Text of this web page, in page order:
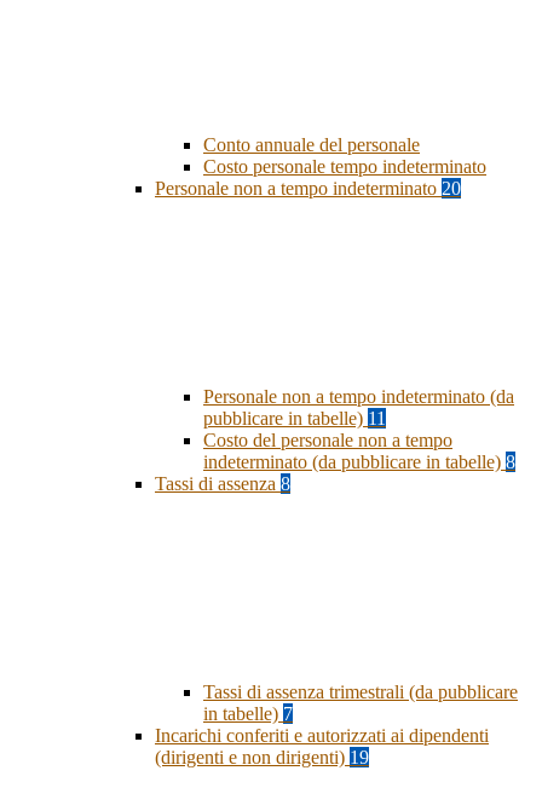
Conto annuale del personale
Costo personale tempo indeterminato
Personale non a tempo indeterminato 20
Personale non a tempo indeterminato (da
pubblicare in tabelle) 11
Costo del personale non a tempo
indeterminato (da pubblicare in tabelle) 8
Tassi di assenza 8
Tassi di assenza trimestrali (da pubblicare
in tabelle) 7
Incarichi conferiti e autorizzati ai dipendenti
(dirigenti e non dirigenti) 19